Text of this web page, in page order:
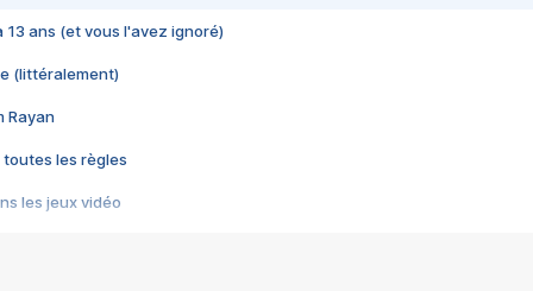
13 ans (et vous l'avez ignoré)
(littéralement)
Rayan
toutes les règles
les jeux vidéo